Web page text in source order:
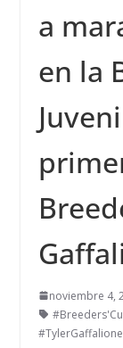
a
en la
noviembre 4,
#TylerGaffalione